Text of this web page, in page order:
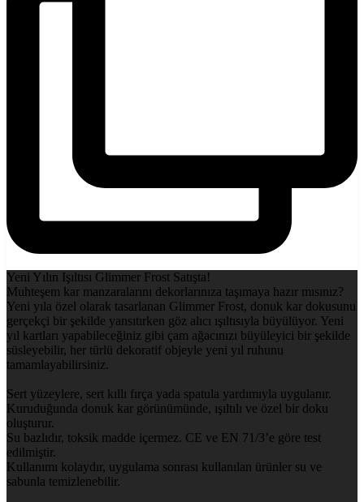
Yeni Yılın Işıltısı Glimmer Frost Satışta!
Muhteşem kar manzaralarını dekorlarınıza taşımaya hazır mısınız?
Yeni yıla özel olarak tasarlanan Glimmer Frost, donuk kar dokusunu
gerçekçi bir şekilde yansıtırken göz alıcı ışıltısıyla büyülüyor. Yeni
yıl kartları yapabileceğiniz gibi çam ağacınızı büyüleyici bir şekilde
süsleyebilir, her türlü dekoratif objeyle yeni yıl ruhunu
tamamlayabilirsiniz.
Sert yüzeylere, sert kıllı fırça yada spatula yardımıyla uygulanır.
Kuruduğunda donuk kar görünümünde, ışıltılı ve özel bir doku
oluşturur.
Su bazlıdır, toksik madde içermez. CE ve EN 71/3’e göre test
edilmiştir.
Kullanımı kolaydır, uygulama sonrası kullanılan ürünler su ve
sabunla temizlenebilir.